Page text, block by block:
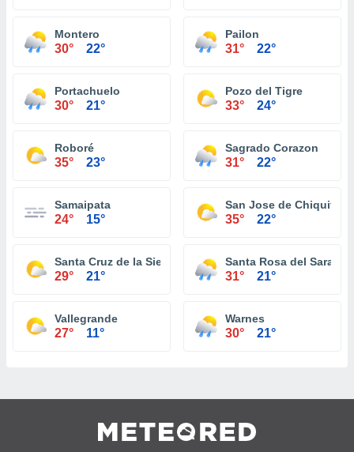
Montero
30° 22°
Pailon
31° 22°
Portachuelo
30° 21°
Pozo del Tigre
33° 24°
Roboré
35° 23°
Sagrado Corazon
31° 22°
Samaipata
24° 15°
San Jose de Chiquitos
35° 22°
Santa Cruz de la Sierra
29° 21°
Santa Rosa del Sara
31° 21°
Vallegrande
27° 11°
Warnes
30° 21°